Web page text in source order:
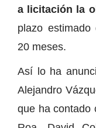
a licitación la
plazo
20 meses.
Así lo ha
Alejandro
que ha contado